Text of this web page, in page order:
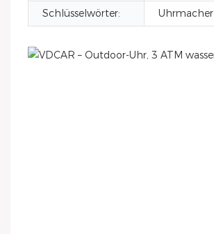
Schlüsselwörter: Uhrmacher